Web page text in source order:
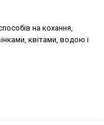
на кохання,
квітами, водою і